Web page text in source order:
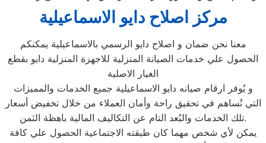
مركز اصلاح دايو الاسماعيلية
معنا نحن ضمان و اصلاح دايو الرسمي بالاسماعيلية يمكنكم
الحصول علي خدمات الصيانة المنزلية للاجهزة المنزلية دايو بقطع
الغيار الاصلية
و يُوفر ارقام صيانه دايو الاسماعيلية جميع الخدمات والمميزات
التي تُساهم في تحقيق راحة وأمان العملاء من خلال تخفيض أسعار
تلك الخدمات والبُعد التام عن التكاليف المالية باهظة الثمن.
يمكن لأي شخص مهما كان طبقته الاجتماعية الحصول علي كافة